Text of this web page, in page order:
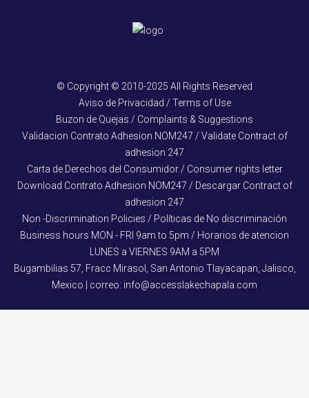
© Copyright © 2010-2025 All Rights Reserved
Aviso de Privacidad / Terms of Use
Buzon de Quejas / Complaints & Suggestions
Validacion Contrato Adhesion NOM247 / Validate Contract of
adhesion 247
Carta de Derechos del Consumidor / Consumer rights letter
Download Contrato Adhesion NOM247 / Descargar Contract of
adhesion 247
Non -Discrimination Policies / Políticas de No discriminación
Business hours MON - FRI 9am to 5pm / Horarios de atencion
LUNES a VIERNES 9AM a 5PM
Bugambilias 57, Fracc Mirasol, San Antonio Tlayacapan, Jalisco,
Mexico | correo: info@accesslakechapala.com